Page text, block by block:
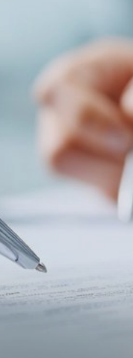
dass mich die Unternehmen
Angebote und
Leasing,
Handel persönlich
ist freiwillig und kann
einblenden]
und welche Rechte Sie